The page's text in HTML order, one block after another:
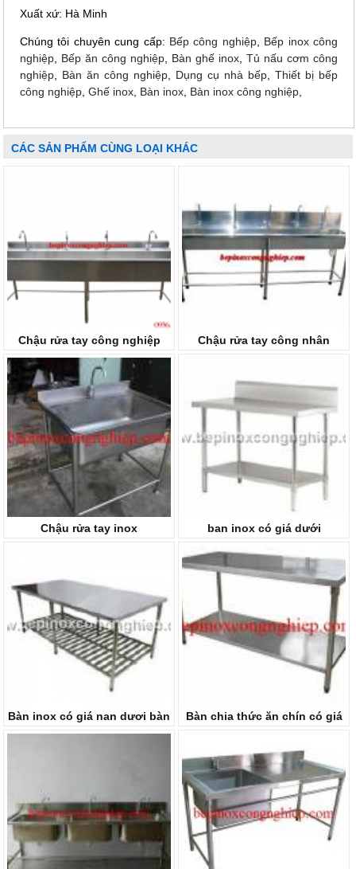
Xuất xứ: Hà Minh
Chúng tôi chuyên cung cấp: Bếp công nghiệp, Bếp inox công
nghiệp
Bếp ăn công nghiệp Bàn ghế inox Tủ nấu cơm công
nghiệp
Bàn ăn công nghiệp Dụng cụ nhà bếp
Thiết bị bếp
công nghiệp Ghế inox Bàn inox Bàn inox công nghiệp
CÁC SẢN PHẨM CÙNG LOẠI KHÁC
Chậu rửa tay công nghiệp Chậu rửa tay công nhân
Chậu rửa tay inox ban inox có giá dưới
Bàn inox có giá nan dươi bàn Bàn chia thức ăn chín có giá